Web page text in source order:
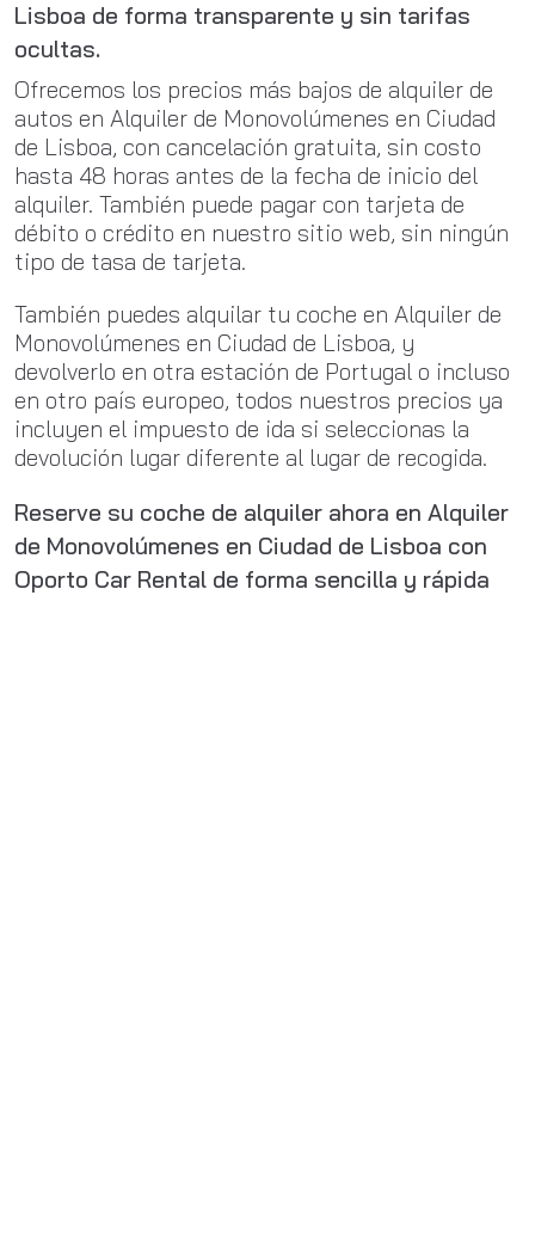
Lisboa de forma transparente y sin tarifas
ocultas.
Ofrecemos los precios más bajos de alquiler de
autos en Alquiler de Monovolúmenes en Ciudad
de Lisboa, con cancelación gratuita, sin costo
hasta 48 horas antes de la fecha de inicio del
alquiler. También puede pagar con tarjeta de
débito o crédito en nuestro sitio web, sin ningún
tipo de tasa de tarjeta.
También puedes alquilar tu coche en Alquiler de
Monovolúmenes en Ciudad de Lisboa, y
devolverlo en otra estación de Portugal o incluso
en otro país europeo, todos nuestros precios ya
incluyen el impuesto de ida si seleccionas la
devolución lugar diferente al lugar de recogida.
Reserve su coche de alquiler ahora en Alquiler
de Monovolúmenes en Ciudad de Lisboa con
Oporto Car Rental de forma sencilla y rápida